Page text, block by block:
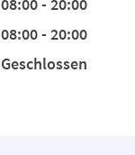
08:00 - 20:00
08:00 - 20:00
Geschlossen